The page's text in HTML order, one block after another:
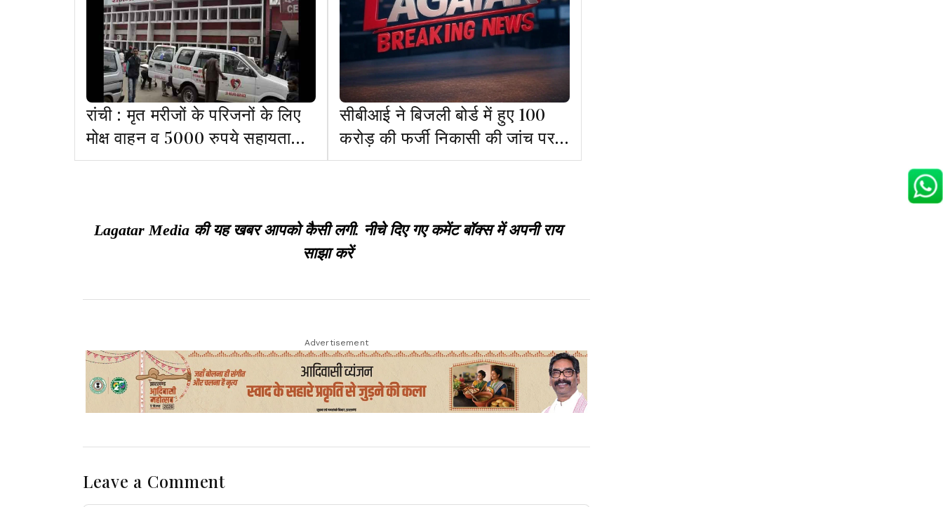
रांची : मृत मरीजों के परिजनों के लिए
मोक्ष वाहन व 5000 रुपये सहायता
सुविधा शुरू
सीबीआई ने बिजली बोर्ड में हुए 100
करोड़ की फर्जी निकासी की जांच पर
अपनी सहमति दी
Lagatar Media की यह खबर आपको कैसी लगी. नीचे दिए गए कमेंट बॉक्स में अपनी राय
साझा करें
Advertisement
Leave a Comment